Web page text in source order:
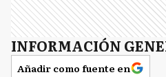
INFORMACIÓN
Añadir como fuente en